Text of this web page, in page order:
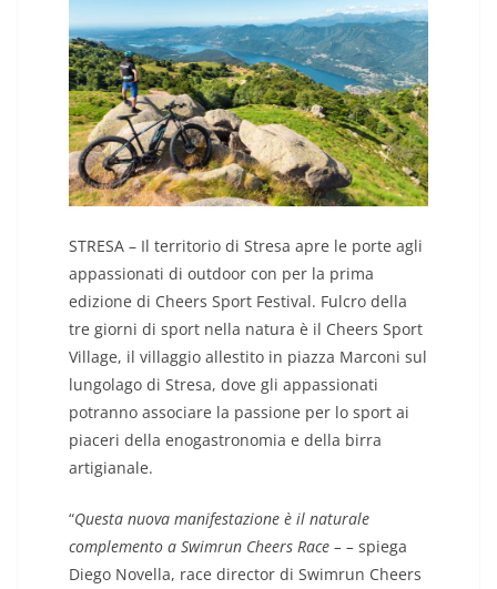
STRESA – Il territorio di Stresa apre le porte agli
appassionati di outdoor con per la prima
edizione di Cheers Sport Festival. Fulcro della
tre giorni di sport nella natura è il Cheers Sport
Village, il villaggio allestito in piazza Marconi sul
lungolago di Stresa, dove gli appassionati
potranno associare la passione per lo sport ai
piaceri della enogastronomia e della birra
artigianale.
“Questa nuova manifestazione è il naturale
complemento a Swimrun Cheers Race – – spiega
Diego Novella, race director di Swimrun Cheers